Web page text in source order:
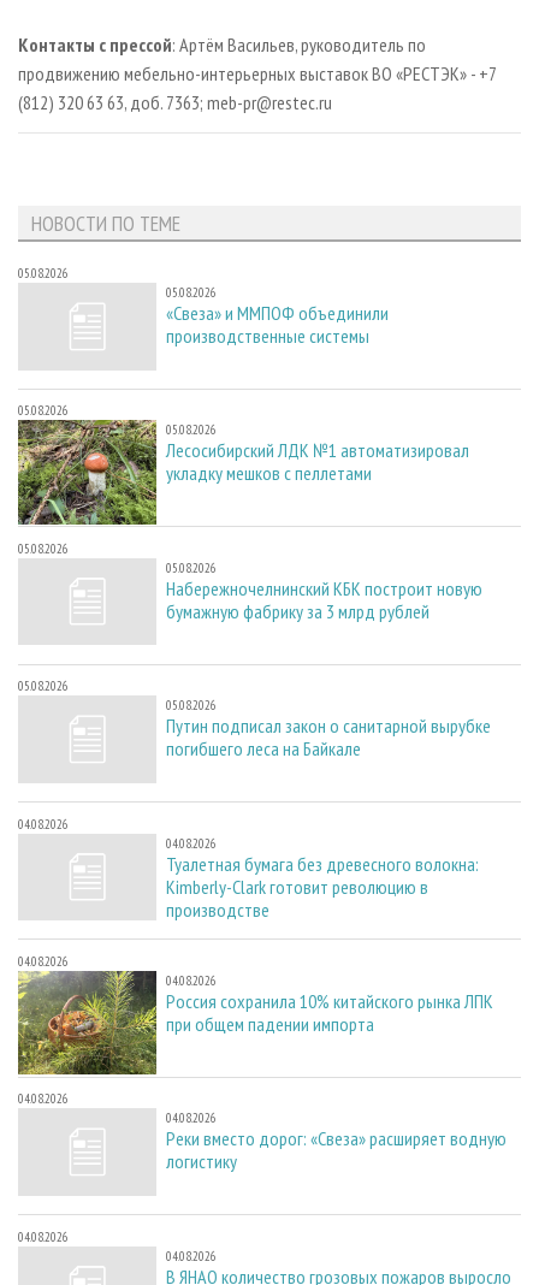
Контакты с прессой: Артём Васильев, руководитель по
продвижению мебельно-интерьерных выставок ВО «РЕСТЭК» - +7
(812) 320 63 63, доб. 7363; meb-pr@restec.ru
НОВОСТИ ПО ТЕМЕ
05.08.2026
05.08.2026
«Свеза» и ММПОФ объединили
производственные системы
05.08.2026
05.08.2026
Лесосибирский ЛДК №1 автоматизировал
укладку мешков с пеллетами
05.08.2026
05.08.2026
Набережночелнинский КБК построит новую
бумажную фабрику за 3 млрд рублей
05.08.2026
05.08.2026
Путин подписал закон о санитарной вырубке
погибшего леса на Байкале
04.08.2026
04.08.2026
Туалетная бумага без древесного волокна:
Kimberly-Clark готовит революцию в
производстве
04.08.2026
04.08.2026
Россия сохранила 10% китайского рынка ЛПК
при общем падении импорта
04.08.2026
04.08.2026
Реки вместо дорог: «Свеза» расширяет водную
логистику
04.08.2026
04.08.2026
В ЯНАО количество грозовых пожаров выросло